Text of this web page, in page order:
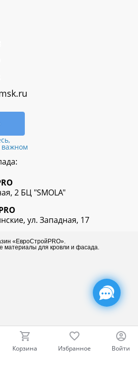
важном
2 БЦ "SMOLA"
ул. Западная, 17
магазин «ЕвроСтройPRO».
материалы для кровли и фасада.
Корзина Избранное Войти